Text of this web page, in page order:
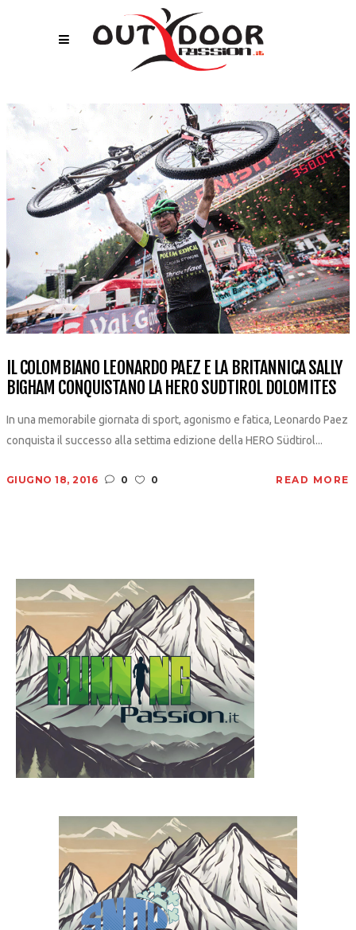
IL COLOMBIANO LEONARDO PAEZ E LA BRITANNICA SALLY
BIGHAM CONQUISTANO LA HERO SUDTIROL DOLOMITES
In una memorabile giornata di sport, agonismo e fatica, Leonardo Paez
conquista il successo alla settima edizione della HERO Südtirol...
GIUGNO 18, 2016 0 0 READ MORE